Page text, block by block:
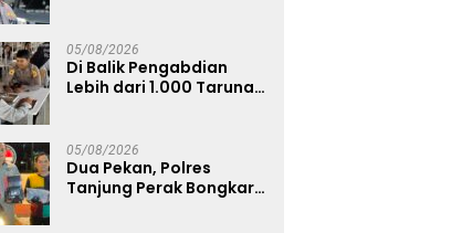
05/08/2026
Di Balik Pengabdian
Lebih dari 1.000 Taruna,
Siswa Sekolah Rakyat
05/08/2026
Dua Pekan, Polres
Tanjung Perak Bongkar